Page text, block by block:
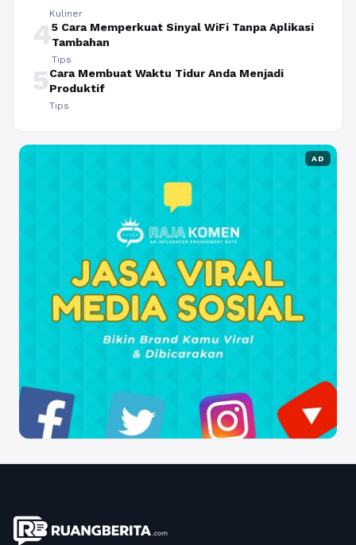
Kuliner
45 Cara Memperkuat Sinyal WiFi Tanpa Aplikasi
Tambahan
Tips
5Cara Membuat Waktu Tidur Anda Menjadi
Produktif
Tips
AD